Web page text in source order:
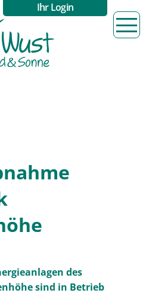
Ihr Login
des
sind in Betrieb